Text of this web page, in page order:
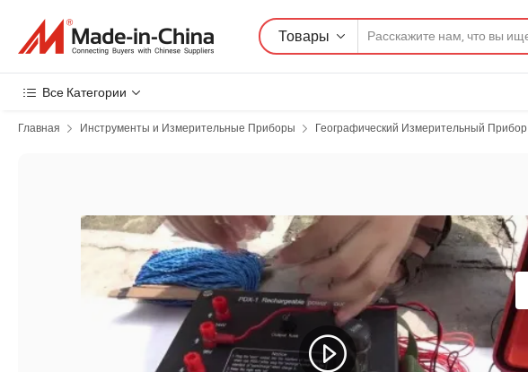
Товары
Все Категории
Главная Инструменты и Измерительные Приборы Географический Измерительный Прибор